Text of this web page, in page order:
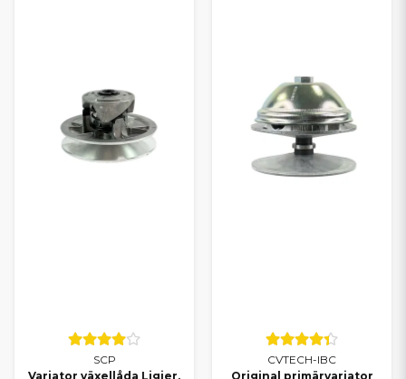
SCP
Variator växellåda Ligier,
CVTECH-IBC
Original primärvariator